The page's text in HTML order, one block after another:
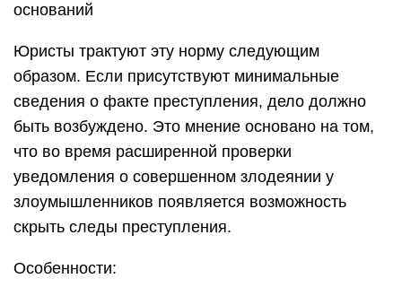
оснований
Юристы трактуют эту норму следующим
образом. Если присутствуют минимальные
сведения о факте преступления, дело должно
быть возбуждено. Это мнение основано на том,
что во время расширенной проверки
уведомления о совершенном злодеянии у
злоумышленников появляется возможность
скрыть следы преступления.
Особенности: